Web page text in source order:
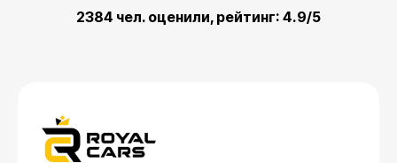
2384 чел. оценили, рейтинг: 4.9/5